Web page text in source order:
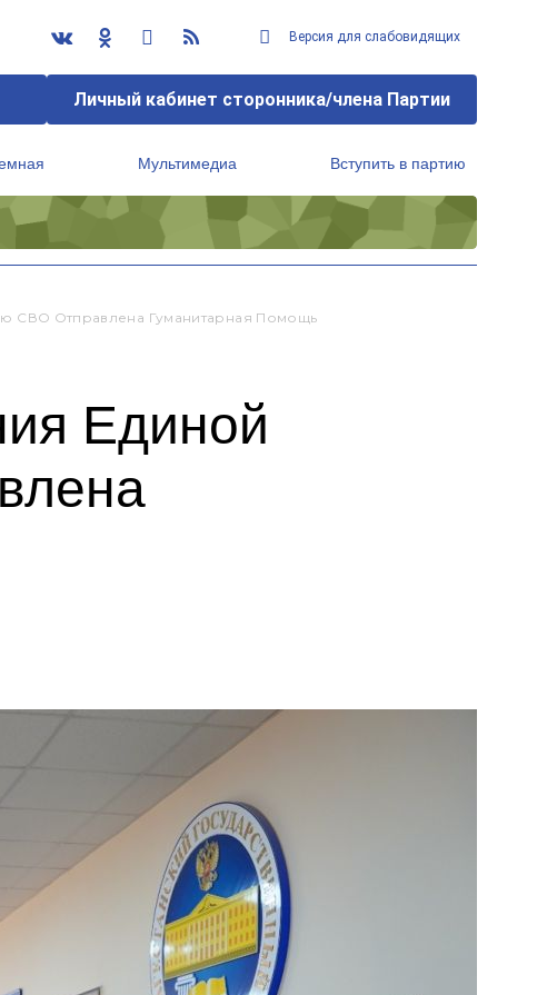
Версия для слабовидящих
Личный кабинет сторонника/члена Партии
Мультимедиа Вступить в партию
СВО Отправлена Гуманитарная Помощь
Единой